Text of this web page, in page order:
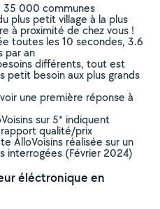
35 000 communes
plus petit village à la plus
à proximité de chez vous !
toutes les 10 secondes, 3.6
par an
différents, tout est
petit besoin aux plus grands
une première réponse à
sur 5* indiquent
rapport qualité/prix
AlloVoisins réalisée sur un
interrogées (Février 2024)
éléctronique en